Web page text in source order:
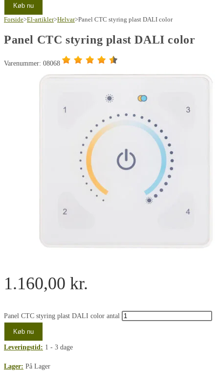
Køb nu
Forside>El-artikler>Helvar>Panel CTC styring plast DALI color
Panel CTC styring plast DALI color
Varenummer: 08068
1.160,00 kr.
Panel CTC styring plast DALI color antal
Køb nu
Leveringstid: 1 - 3 dage
Lager: På Lager